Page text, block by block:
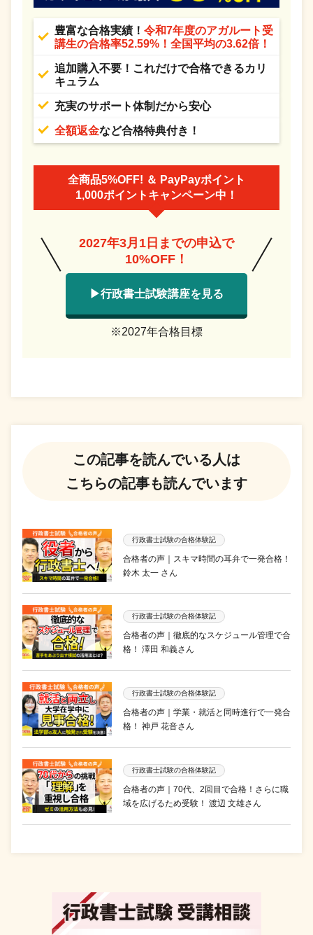
豊富な合格実績！ 令和7年度のアガルート受
講生の合格率52.59%！全国平均の3.62倍！
追加購入不要！これだけで合格できるカリ
キュラム
充実のサポート体制だから安心
全額返金など合格特典付き！
全商品5%OFF! ＆ PayPayポイント
1,000ポイントキャンペーン中！
2027年3月1日までの申込で
10%OFF！
▶行政書士試験講座を見る
※2027年合格目標
この記事を読んでいる人は
こちらの記事も読んでいます
行政書士試験の合格体験記
合格者の声｜スキマ時間の耳弁で一発合格！
鈴木 太一 さん
行政書士試験の合格体験記
合格者の声｜徹底的なスケジュール管理で合
格！ 澤田 和義さん
行政書士試験の合格体験記
合格者の声｜学業・就活と同時進行で一発合
格！ 神戸 花音さん
行政書士試験の合格体験記
合格者の声｜70代、2回目で合格！さらに職
域を広げるため受験！ 渡辺 文雄さん